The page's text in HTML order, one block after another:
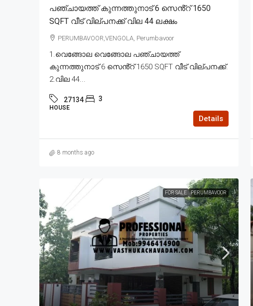
പഞ്ചായത്ത് കുന്നത്തുനാട് 6 സെൻ്റ് 1650
SQFT വീട് വില്പനക്ക് വില 44 ലക്ഷം
PERUMBAVOOR,VENGOLA, Perumbavoor
1.വെങ്ങോല വെങ്ങോല പഞ്ചായത്ത്
കുന്നത്തുനാട് 6 സെൻ്റ് 1650 SQFT വീട് വില്പനക്ക്.
2.വില 44...
27134 3
HOUSE
Details
8 months ago
FOR SALE PERUMBAVOOR